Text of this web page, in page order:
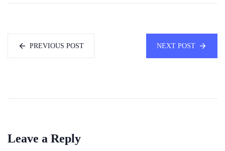
PREVIOUS POST NEXT POST
Leave a Reply